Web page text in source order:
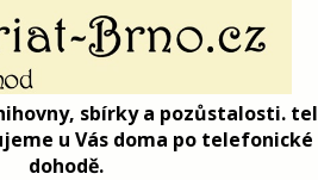
sbírky a pozůstalosti. tel
u Vás doma po telefonické
dohodě.